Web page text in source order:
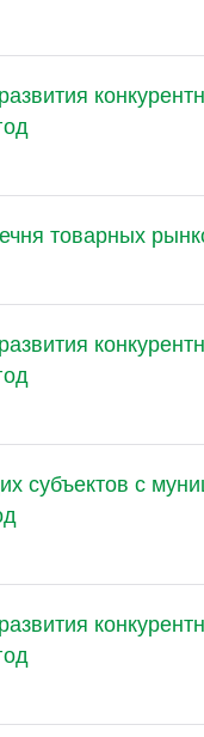
товарных
субъектов с